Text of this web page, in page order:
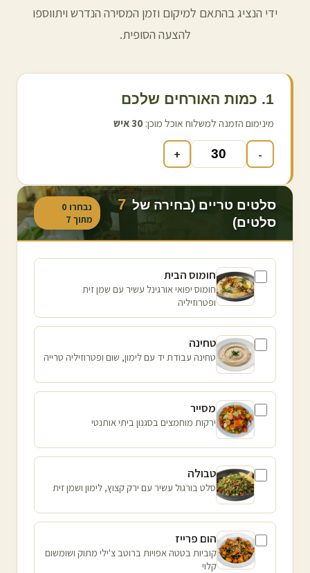
ידי הנציג בהתאם למיקום וזמן המסירה הנדרש ויתווספו
להצעה הסופית.
1. כמות האורחים שלכם
מינימום הזמנה למשלוח אוכל מוכן: 30איש
-
+
סלטים טריים (בחירה של 7
סלטים)
נבחרו 0
מתוך 7
חומוס הבית
חומוס יפואי אורגינל עשיר עם שמן זית
ופטרוזיליה
טחינה
טחינה עבודת יד עם לימון, שום ופטרוזיליה טרייה
מסייר
ירקות מוחמצים בסגנון ביתי אותנטי
טבולה
סלט בורגול עשיר עם ירק קצוץ, לימון ושמן זית
הום פרייז
קוביות בטטה אפויות ברוטב צ'ילי מתוק ושומשום
קלוי